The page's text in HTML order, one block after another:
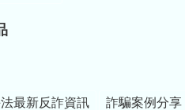
最新反詐資訊 詐騙案例分享